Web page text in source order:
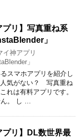
プリ】写真重ね系
」
イ神アプリ
」
スマホアプリを紹介し
気がない？ 写真重ね
れは有料アプリです。
。 し …
プリ】DL数世界最